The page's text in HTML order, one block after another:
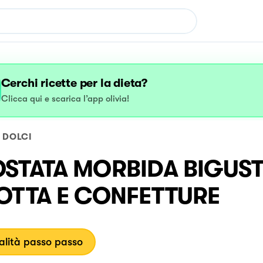
Cerchi ricette per la dieta?
Clicca qui e scarica l’app olivia!
DOLCI
MORBIDA
E CONFETTURE
passo passo